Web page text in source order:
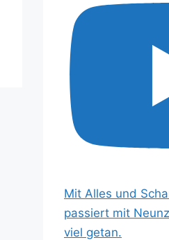
Mit Alles und
passiert mit
viel getan.